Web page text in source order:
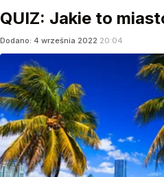
QUIZ: Jakie to
Dodano: 4 września 2022 20:04